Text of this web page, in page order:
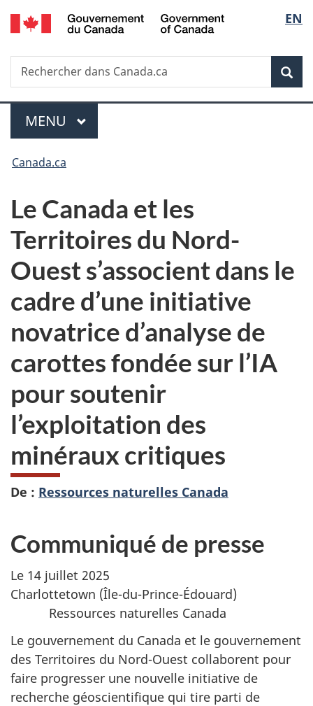
Passer
au
principal
Passer
à
Au
du
Passer
à
version
simplifiée
de
la
EN
Recherche
Rechercher
dans
Menu
MENU PRINCIPAL
Vous
ici :
Canada.ca
Le Canada et les
Territoires du Nord-
Ouest s’associent dans le
cadre d’une initiative
novatrice d’analyse de
carottes fondée sur l’IA
pour soutenir
l’exploitation des
minéraux critiques
De : Ressources naturelles Canada
Communiqué de presse
Le 14 juillet 2025
Charlottetown (Île-du-Prince-Édouard)
Ressources naturelles Canada
Le gouvernement du Canada et le gouvernement
des Territoires du Nord-Ouest collaborent pour
faire progresser une nouvelle initiative de
recherche géoscientifique qui tire parti de